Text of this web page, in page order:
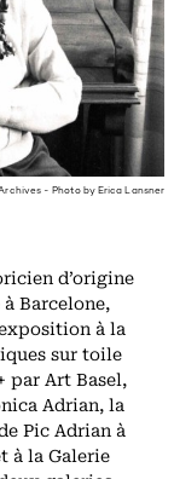
- Photo by Erica Lansner
d’origine
Barcelone,
à la
sur toile
par Art Basel,
Adrian, la
Pic Adrian à
à la Galerie